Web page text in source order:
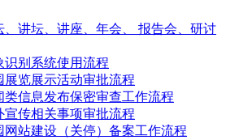
、讲坛、讲座、年会、 报告会、研讨
别系统使用流程
览展示活动审批流程
类信息发布保密审查工作流程
传相关事项审批流程
网站建设（关停）备案工作流程